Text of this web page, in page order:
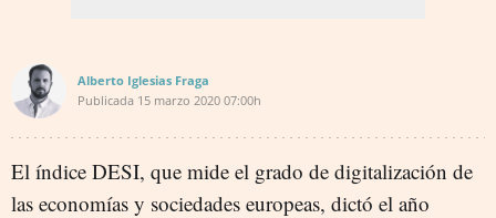
Alberto Iglesias Fraga
Publicada 15 marzo 2020 07:00h
El índice DESI, que mide el grado de digitalización de
las economías y sociedades europeas, dictó el año